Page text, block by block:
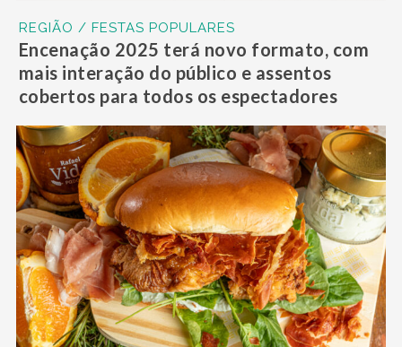
REGIÃO / FESTAS POPULARES
Encenação 2025 terá novo formato, com
mais interação do público e assentos
cobertos para todos os espectadores